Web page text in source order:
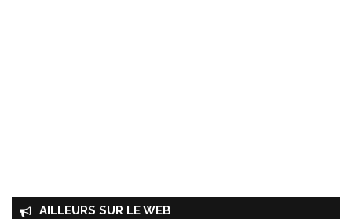
AILLEURS SUR LE WEB